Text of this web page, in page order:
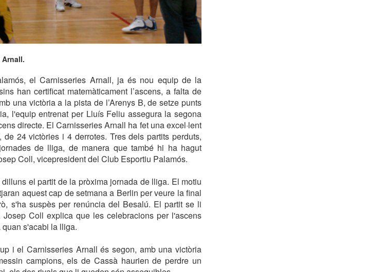
el Carnisseries Arnall, ja és nou equip de la
han certificat matemàticament l’ascens, a falta de
una victòria a la pista de l’Arenys B, de setze punts
l'equip entrenat per Lluís Feliu assegura la segona
directe. El Carnisseries Arnall ha fet una excel·lent
24 victòries i 4 derrotes. Tres dels partits perduts,
de lliga, de manera que també hi ha hagut
Coll, vicepresident del Club Esportiu Palamós.
el partit de la pròxima jornada de lliga. El motiu
aquest cap de setmana a Berlin per veure la final
s'ha suspès per renúncia del Besalú. El partit se li
Coll explica que les celebracions per l'ascens
s'acabi la lliga.
i el Carnisseries Arnall és segon, amb una victòria
campions, els de Cassà haurien de perdre un